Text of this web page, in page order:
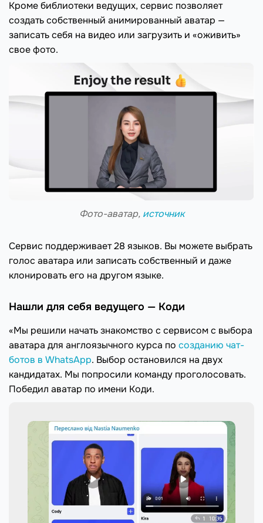
Кроме библиотеки ведущих, сервис позволяет
создать собственный анимированный аватар —
записать себя на видео или загрузить и «оживить»
свое фото.
Фото-аватар, источник
Сервис поддерживает 28 языков. Вы можете выбрать
голос аватара или записать собственный и даже
клонировать его на другом языке.
Нашли для себя ведущего — Коди
«Мы решили начать знакомство с сервисом с выбора
аватара для англоязычного курса по созданию чат-
ботов в WhatsApp. Выбор остановился на двух
кандидатах. Мы попросили команду проголосовать.
Победил аватар по имени Коди.